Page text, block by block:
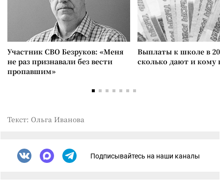
Участник СВО Безруков: «Меня
не раз признавали без вести
пропавшим»
Выплаты к школе в
сколько дают и
Текст: Ольга Иванова
Подписывайтесь на наши каналы